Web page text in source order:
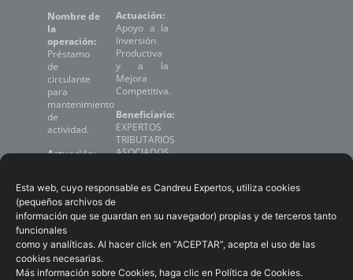
Esta web, cuyo responsable es Candreu Expertos, utiliza cookies
(pequeños archivos de
información que se guardan en su navegador) propias y de terceros tanto
funcionales
como y analíticas. Al hacer click en “ACEPTAR”, acepta el uso de las
cookies necesarias.
Más información sobre Cookies, haga clic en Política de Cookies.
Nombre de
la
operación:
Préstamo
de
circulante
para
mantenimiento
de
actividad.
Actuación:
del aval de
préstamo
de
circulante.
Beneficiario:
EXPERTOS
Actuación:
Apoyo a la
Inversión
Productiva
y a la
Mejora
Competitiva.
Beneficiario:
EXPERTOS
TRIBUTARIOS
ASOCIADOS,
Expediente: